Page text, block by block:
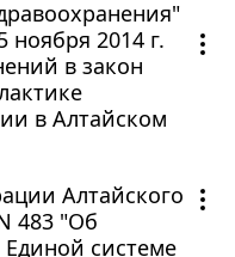
ноября 2014 г.
в закон
в Алтайском
Алтайского
483 "Об
системе